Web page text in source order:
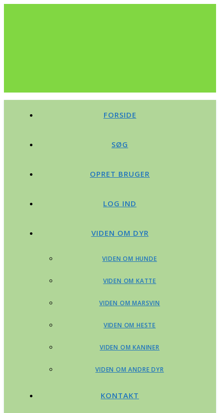
FORSIDE
SØG
OPRET BRUGER
LOG IND
VIDEN OM DYR
VIDEN OM HUNDE
VIDEN OM KATTE
VIDEN OM MARSVIN
VIDEN OM HESTE
VIDEN OM KANINER
VIDEN OM ANDRE DYR
KONTAKT